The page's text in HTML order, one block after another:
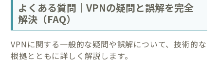
よくある質問｜VPNの疑問と誤解を完全
解決（FAQ）
VPNに関する一般的な疑問や誤解について、技術的な
根拠とともに詳しく解説します。